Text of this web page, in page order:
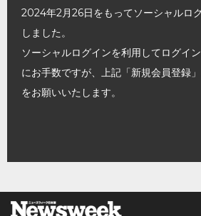
2024年2月26日をもってソーシャルロ
しました。
ソーシャルログインを利用してログイ
にお手数ですが、上記「新規会員登録
をお願いいたします。